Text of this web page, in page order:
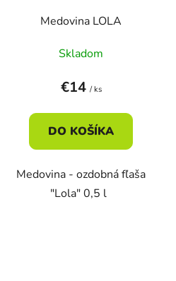
Medovina LOLA
Skladom
€14 / ks
DO KOŠÍKA
Medovina - ozdobná fľaša
"Lola" 0,5 l